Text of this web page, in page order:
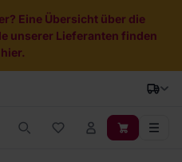
Eine Übersicht über die
unserer Lieferanten finden